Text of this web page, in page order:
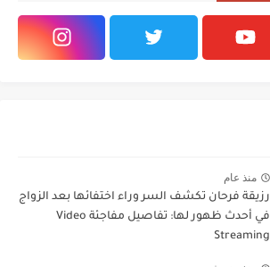
منذ عام
رزيقة فرحان تكشف السر وراء اختفائها بعد الزواج
في أحدث ظهور لها: تفاصيل مفاجئة Video
Streaming